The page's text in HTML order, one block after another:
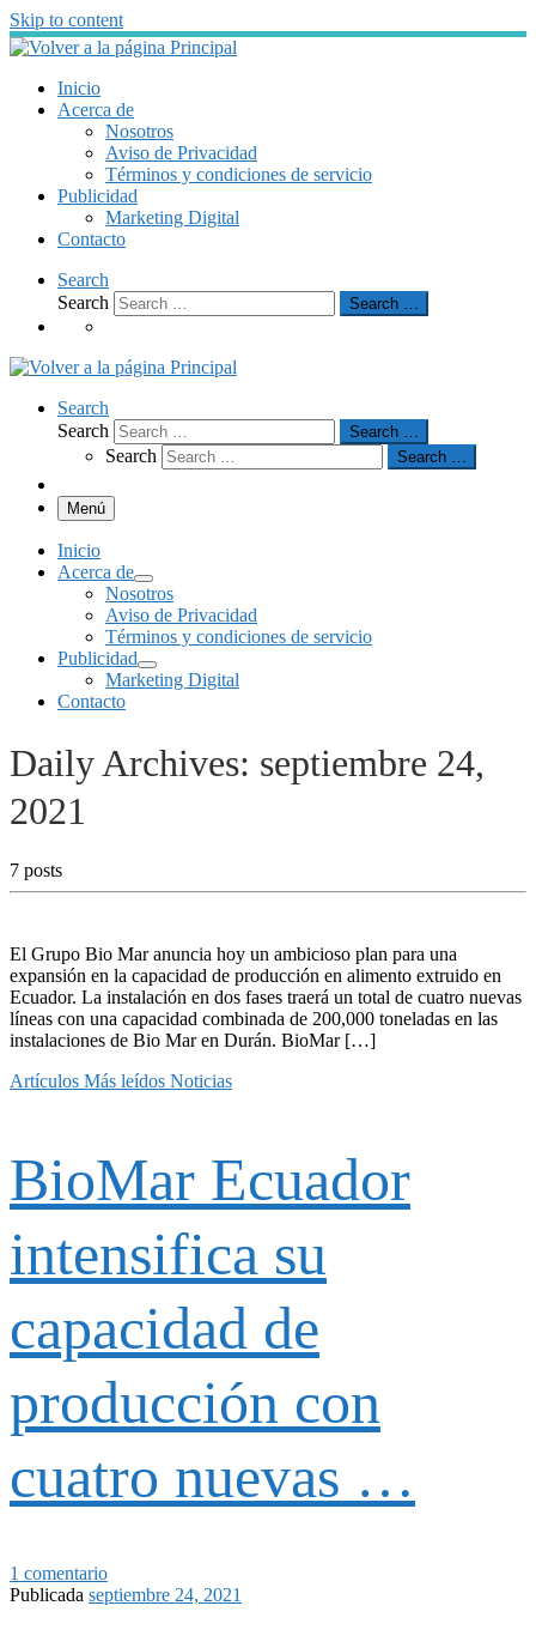
Skip to content
Inicio
Acerca de
Nosotros
Aviso de Privacidad
Términos y condiciones de servicio
Publicidad
Marketing Digital
Contacto
Search
Search
Search …
Search
Search
Search …
Search Search …
Menú
Inicio
Acerca de
Nosotros
Aviso de Privacidad
Términos y condiciones de servicio
Publicidad
Marketing Digital
Contacto
Daily Archives: septiembre 24,
2021
7 posts
El Grupo Bio Mar anuncia hoy un ambicioso plan para una
expansión en la capacidad de producción en alimento extruido en
Ecuador. La instalación en dos fases traerá un total de cuatro nuevas
líneas con una capacidad combinada de 200,000 toneladas en las
instalaciones de Bio Mar en Durán. BioMar […]
Artículos Más leídos Noticias
BioMar Ecuador
intensifica su
capacidad de
producción con
cuatro nuevas …
1 comentario
Publicada septiembre 24, 2021